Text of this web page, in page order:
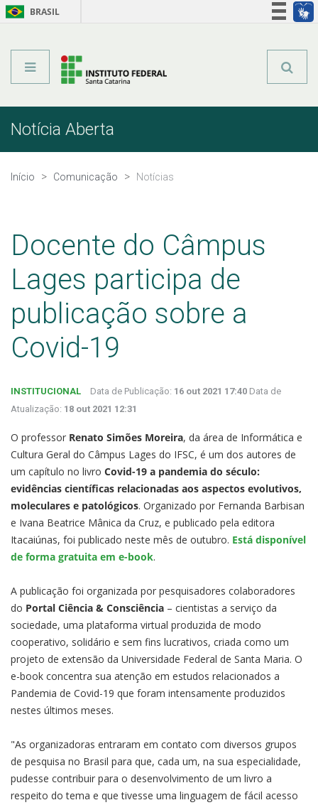
BRASIL
Notícia Aberta
Início Comunicação Notícias
Docente do Câmpus
Lages participa de
publicação sobre a
Covid-19
INSTITUCIONAL Data de Publicação: 16 out 2021 17:40 Data de
Atualização: 18 out 2021 12:31
O professor Renato Simões Moreira, da área de Informática e
Cultura Geral do Câmpus Lages do IFSC, é um dos autores de
um capítulo no livro Covid-19 a pandemia do século:
evidências científicas relacionadas aos aspectos evolutivos,
moleculares e patológicos. Organizado por Fernanda Barbisan
e Ivana Beatrice Mânica da Cruz, e publicado pela editora
Itacaiúnas, foi publicado neste mês de outubro. Está disponível
de forma gratuita em e-book.
A publicação foi organizada por pesquisadores colaboradores
do Portal Ciência & Consciência – cientistas a serviço da
sociedade, uma plataforma virtual produzida de modo
cooperativo, solidário e sem fins lucrativos, criada como um
projeto de extensão da Universidade Federal de Santa Maria. O
e-book concentra sua atenção em estudos relacionados a
Pandemia de Covid-19 que foram intensamente produzidos
nestes últimos meses.
"As organizadoras entraram em contato com diversos grupos
de pesquisa no Brasil para que, cada um, na sua especialidade,
pudesse contribuir para o desenvolvimento de um livro a
respeito do tema e que tivesse uma linguagem de fácil acesso